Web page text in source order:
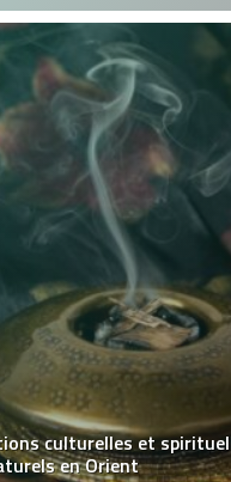
culturelles et
en Orient